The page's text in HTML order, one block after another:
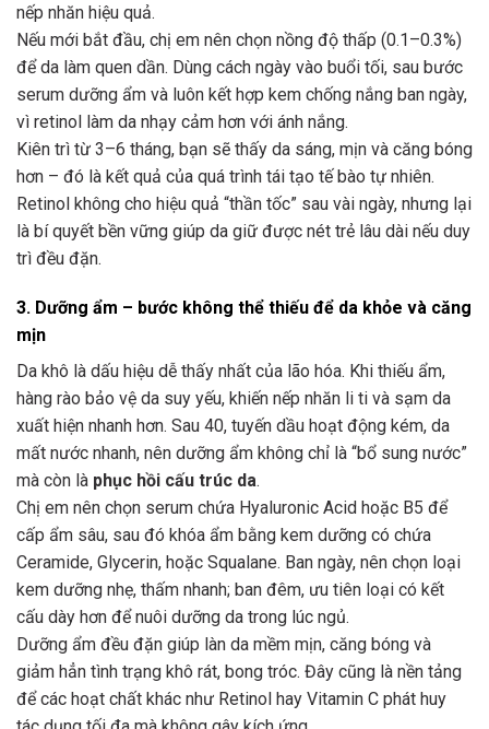
nếp nhăn hiệu quả.
Nếu mới bắt đầu, chị em nên chọn nồng độ thấp (0.1–0.3%)
để da làm quen dần. Dùng cách ngày vào buổi tối, sau bước
serum dưỡng ẩm và luôn kết hợp kem chống nắng ban ngày,
vì retinol làm da nhạy cảm hơn với ánh nắng.
Kiên trì từ 3–6 tháng, bạn sẽ thấy da sáng, mịn và căng bóng
hơn – đó là kết quả của quá trình tái tạo tế bào tự nhiên.
Retinol không cho hiệu quả “thần tốc” sau vài ngày, nhưng lại
là bí quyết bền vững giúp da giữ được nét trẻ lâu dài nếu duy
trì đều đặn.
3. Dưỡng ẩm – bước không thể thiếu để da khỏe và căng
mịn
Da khô là dấu hiệu dễ thấy nhất của lão hóa. Khi thiếu ẩm,
hàng rào bảo vệ da suy yếu, khiến nếp nhăn li ti và sạm da
xuất hiện nhanh hơn. Sau 40, tuyến dầu hoạt động kém, da
mất nước nhanh, nên dưỡng ẩm không chỉ là “bổ sung nước”
mà còn là phục hồi cấu trúc da.
Chị em nên chọn serum chứa Hyaluronic Acid hoặc B5 để
cấp ẩm sâu, sau đó khóa ẩm bằng kem dưỡng có chứa
Ceramide, Glycerin, hoặc Squalane. Ban ngày, nên chọn loại
kem dưỡng nhẹ, thấm nhanh; ban đêm, ưu tiên loại có kết
cấu dày hơn để nuôi dưỡng da trong lúc ngủ.
Dưỡng ẩm đều đặn giúp làn da mềm mịn, căng bóng và
giảm hẳn tình trạng khô rát, bong tróc. Đây cũng là nền tảng
để các hoạt chất khác như Retinol hay Vitamin C phát huy